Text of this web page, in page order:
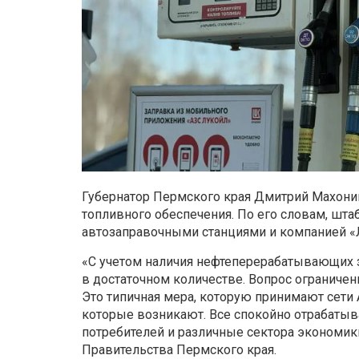
Губернатор Пермского края Дмитрий
топливного обеспечения. По его словам,
автозаправочными станциями и компанией
«С учетом наличия нефтеперерабатывающих
в достаточном количестве. Вопрос
Это типичная мера, которую принимают
которые возникают. Все спокойно
потребителей и различные сектора
Правительства Пермского края.